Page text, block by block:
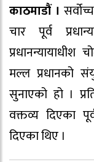
काठमाडौं ।
चार पूर्व
प्रधानन्यायाधीश
मल्ल प्रधानको
सुनाएको हो ।
वक्तव्य दिएका
दिएका थिए ।